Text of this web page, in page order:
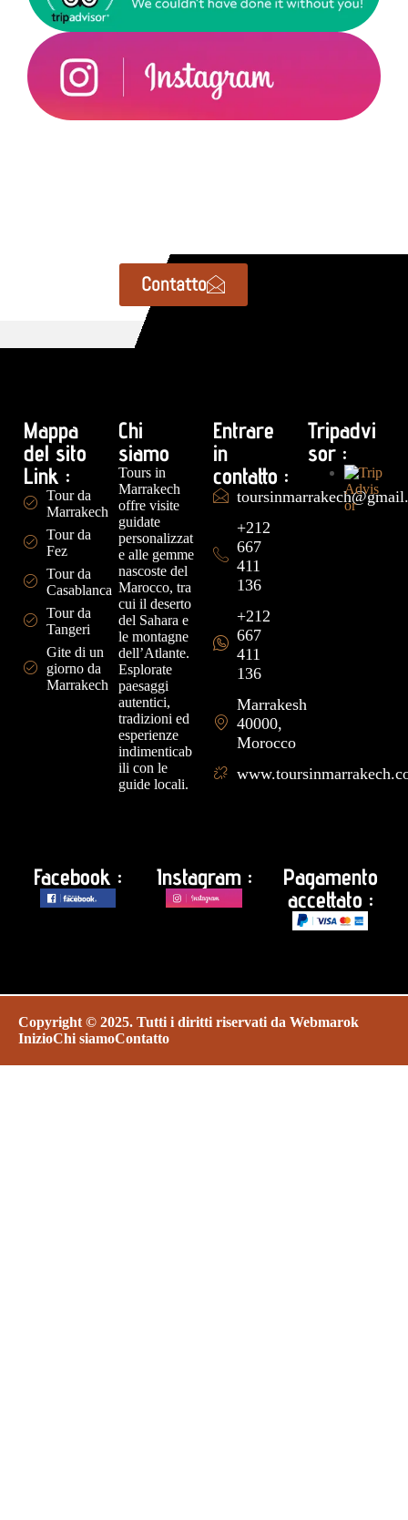
Contatto
Mappa
del sito
Link :
Tour da
Marrakech
Tour da
Fez
Tour da
Casablanca
Tour da
Tangeri
Gite di un
giorno da
Marrakech
Chi
siamo
Tours in
Marrakech
offre visite
guidate
personalizzat
e alle gemme
nascoste del
Marocco, tra
cui il deserto
del Sahara e
le montagne
dell’Atlante.
Esplorate
paesaggi
autentici,
tradizioni ed
esperienze
indimenticab
ili con le
guide locali.
Entrare
in
contatto :
+212
667
411
136
+212
667
411
136
Marrakesh
40000,
Morocco
Tripadvi
sor :
Facebook : Instagram :
Pagamento
accettato :
Copyright © 2025. Tutti i diritti riservati da Webmarok
InizioChi siamoContatto